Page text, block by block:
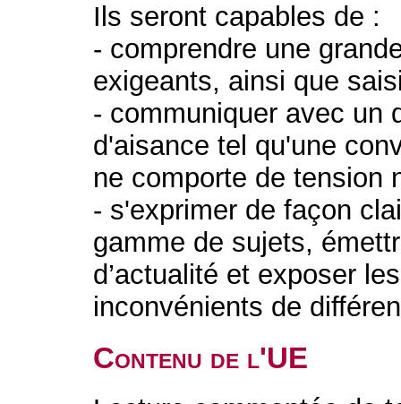
Ils seront capables de :
- comprendre une
exigeants, ainsi que
- communiquer avec un
d'aisance tel qu'une
ne comporte de tension
- s'exprimer de façon
gamme de sujets,
d’actualité et exposer
inconvénients de
Contenu de l'UE